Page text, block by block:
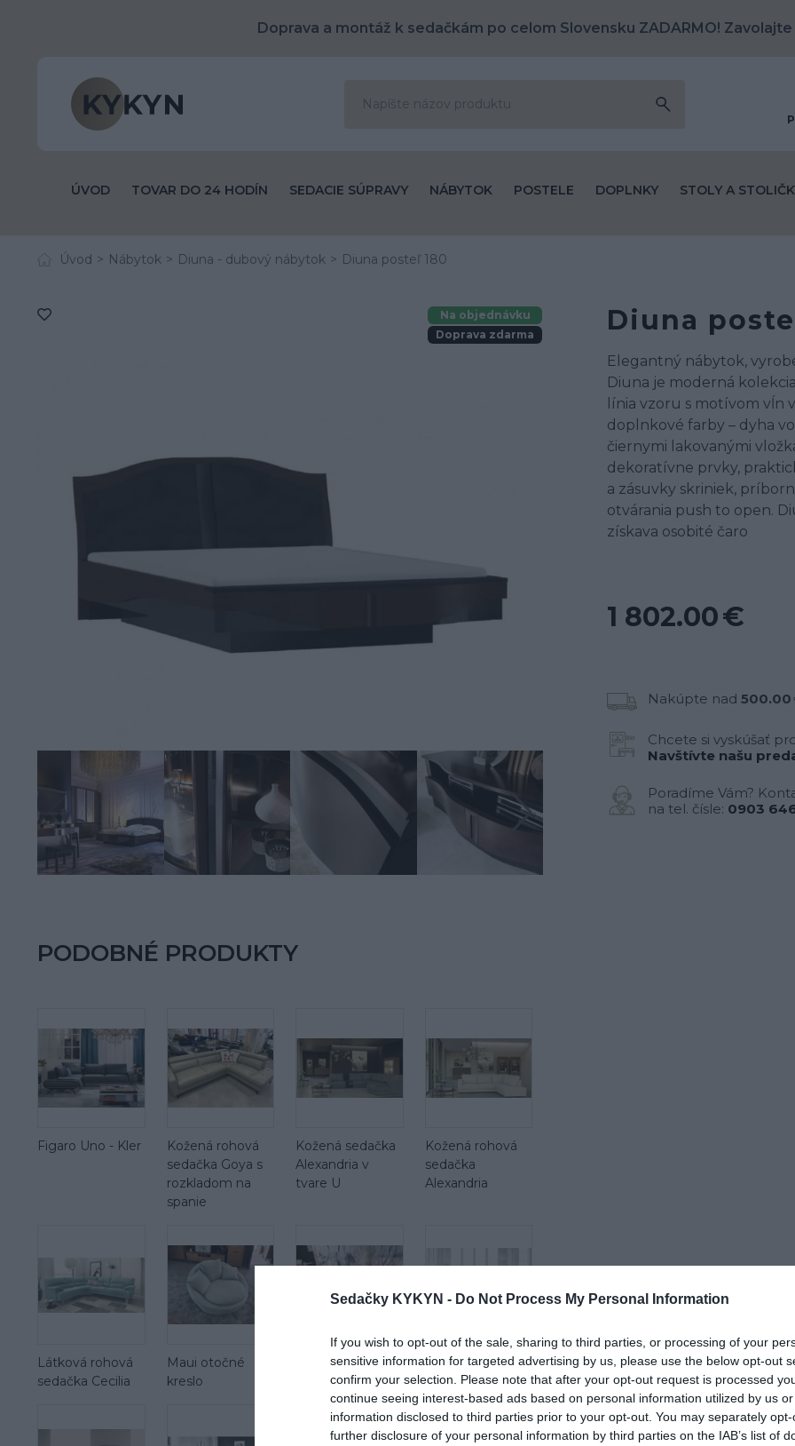
Sedačky KYKYN - Do Not Process My Personal Information
If you wish to opt-out of the sale, sharing to third parties, or processing of your
sensitive information for targeted advertising by us, please use the below opt-out
confirm your selection. Please note that after your opt-out request is processed
continue seeing interest-based ads based on personal information utilized by us
information disclosed to third parties prior to your opt-out. You may separately
further disclosure of your personal information by third parties on the IAB’s list of
Doprava a montáž k sedačkám po celom Slovensku ZADARMO!
ÚVOD TOVAR DO 24 HODÍN SEDACIE SÚPRAVY NÁBYTOK POSTELE DOPLNKY STOLY A
Úvod Nábytok Diuna - dubový nábytok Diuna posteľ 180
Diuna
Elegantný nábytok,
Diuna je moderná
línia vzoru s motívom vĺn
doplnkové farby – dyha
čiernymi lakovanými
dekoratívne prvky,
a zásuvky skriniek,
otvárania push to open.
získava osobité čaro
1 802.00 €
Nakúpte nad 500.00
Chcete si vyskúšať
Navštívte našu
Poradíme Vám?
na tel. čísle: 0903
Na objednávku
Doprava zdarma
PODOBNÉ PRODUKTY
Figaro Uno - Kler
Kožená rohová
sedačka Goya s
rozkladom na
spanie
Kožená sedačka
Alexandria v
tvare U
Kožená rohová
sedačka
Alexandria
Látková rohová
sedačka Cecilia
Maui otočné
kreslo
Maui mega 2 sed
Látková rohová
sedačka Be true